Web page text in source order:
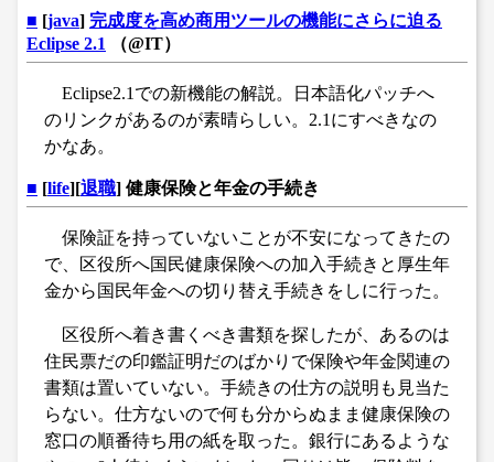
■ [java] 完成度を高め商用ツールの機能にさらに迫る
Eclipse 2.1
（@IT）
Eclipse2.1での新機能の解説。日本語化パッチへ
のリンクがあるのが素晴らしい。2.1にすべきなの
かなあ。
■ [life][退職] 健康保険と年金の手続き
保険証を持っていないことが不安になってきたの
で、区役所へ国民健康保険への加入手続きと厚生年
金から国民年金への切り替え手続きをしに行った。
区役所へ着き書くべき書類を探したが、あるのは
住民票だの印鑑証明だのばかりで保険や年金関連の
書類は置いていない。手続きの仕方の説明も見当た
らない。仕方ないので何も分からぬまま健康保険の
窓口の順番待ち用の紙を取った。銀行にあるような